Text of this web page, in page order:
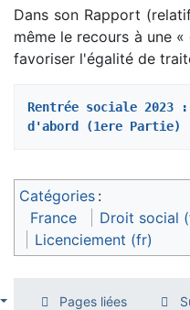
Dans son Rapport
même le recours à une
favoriser l'égalité de
Rentrée sociale 2023
d'abord (1ere Partie)
Catégories :
France
Droit social
Licenciement (fr)
Pages liées